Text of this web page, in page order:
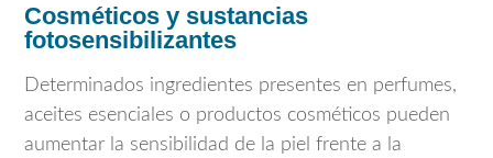
Cosméticos y sustancias
fotosensibilizantes
Determinados ingredientes presentes en perfumes,
aceites esenciales o productos cosméticos pueden
aumentar la sensibilidad de la piel frente a la